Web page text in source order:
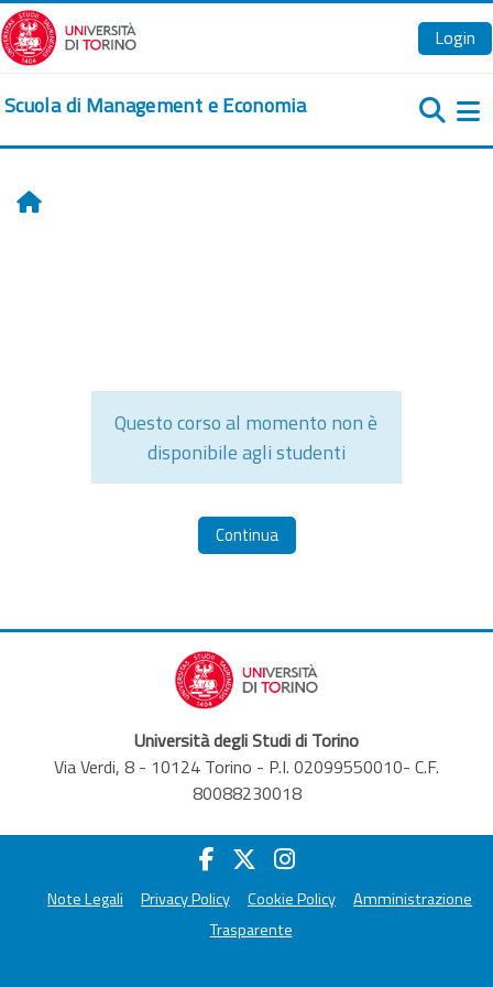
Vai al contenuto principale
Login
Scuola di Management e Economia
Home
Questo corso al momento non è
disponibile agli studenti
Continua
Università degli Studi di Torino
Via Verdi, 8 - 10124 Torino - P.I. 02099550010- C.F.
80088230018
Note Legali Privacy Policy Cookie Policy
Amministrazione
Trasparente